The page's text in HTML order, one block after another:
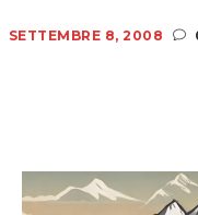
SETTEMBRE 8, 2008